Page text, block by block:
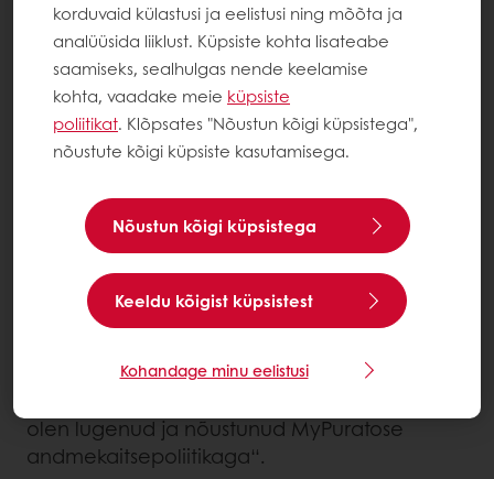
Kui olete juba Puratose klient, teil on leping:
Sisesta oma kliendinumber (leiad selle arvelt)
ja oma e-posti aadress ning seejärel määra
parool.
Kui te pole kunagi Puratosest midagi ostnud,
teil ei ole lepingut:
Sisestage oma ettevõtte andmed ja e-posti
aadress ning seejärel määrake parool.
Enne nupule „Registreerimistaotlus“
olen lugenud ja nõustunud MyPuratose
andmekaitsepoliitikaga“.
korduvaid külastusi ja eelistusi ning mõõta ja
analüüsida liiklust. Küpsiste kohta lisateabe
saamiseks, sealhulgas nende keelamise
kohta, vaadake meie küpsiste
poliitikat. Klõpsates "Nõustun kõigi küpsistega",
nõustute kõigi küpsiste kasutamisega.
Nõustun kõigi küpsistega
Keeldu kõigist küpsistest
Kohandage minu eelistusi